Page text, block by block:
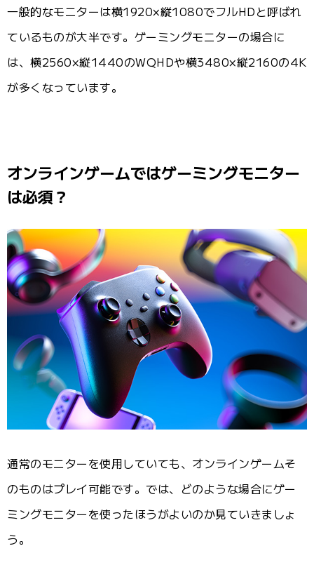
一般的なモニターは横1920×縦1080でフルHDと呼ばれ
ているものが大半です。ゲーミングモニターの場合に
は、横2560×縦1440のWQHDや横3480×縦2160の4K
が多くなっています。
オンラインゲームではゲーミングモニター
は必須？
通常のモニターを使用していても、オンラインゲームそ
のものはプレイ可能です。では、どのような場合にゲー
ミングモニターを使ったほうがよいのか見ていきましょ
う。